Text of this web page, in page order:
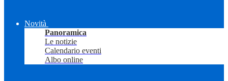
Novità
Panoramica
Le notizie
Calendario eventi
Albo online